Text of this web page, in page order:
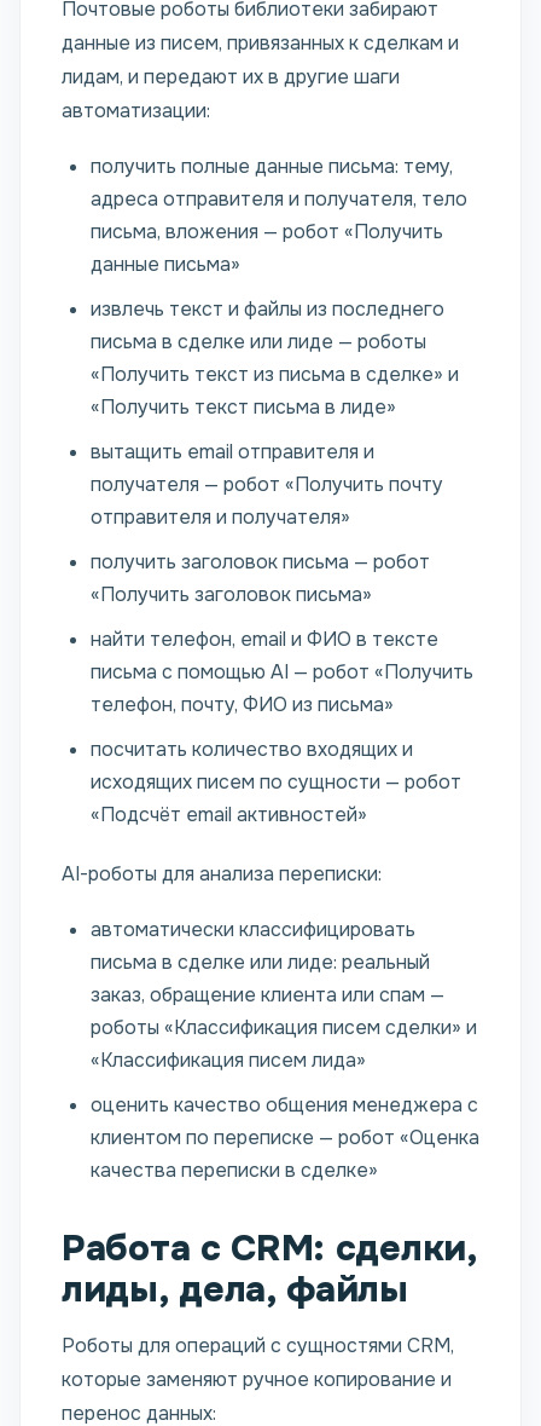
Почтовые роботы библиотеки забирают
данные из писем, привязанных к сделкам и
лидам, и передают их в другие шаги
автоматизации:
получить полные данные письма: тему,
адреса отправителя и получателя, тело
письма, вложения — робот «Получить
данные письма»
извлечь текст и файлы из последнего
письма в сделке или лиде — роботы
«Получить текст из письма в сделке» и
«Получить текст письма в лиде»
вытащить email отправителя и
получателя — робот «Получить почту
отправителя и получателя»
получить заголовок письма — робот
«Получить заголовок письма»
найти телефон, email и ФИО в тексте
письма с помощью AI — робот «Получить
телефон, почту, ФИО из письма»
посчитать количество входящих и
исходящих писем по сущности — робот
«Подсчёт email активностей»
AI-роботы для анализа переписки:
автоматически классифицировать
письма в сделке или лиде: реальный
заказ, обращение клиента или спам —
роботы «Классификация писем сделки» и
«Классификация писем лида»
оценить качество общения менеджера с
клиентом по переписке — робот «Оценка
качества переписки в сделке»
Работа с CRM: сделки,
лиды, дела, файлы
Роботы для операций с сущностями CRM,
которые заменяют ручное копирование и
перенос данных: